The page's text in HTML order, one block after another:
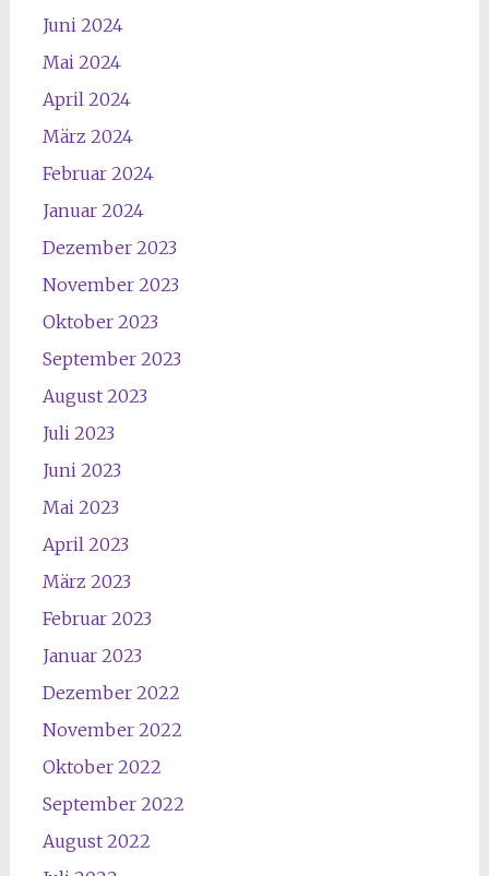
Juni 2024
Mai 2024
April 2024
März 2024
Februar 2024
Januar 2024
Dezember 2023
November 2023
Oktober 2023
September 2023
August 2023
Juli 2023
Juni 2023
Mai 2023
April 2023
März 2023
Februar 2023
Januar 2023
Dezember 2022
November 2022
Oktober 2022
September 2022
August 2022